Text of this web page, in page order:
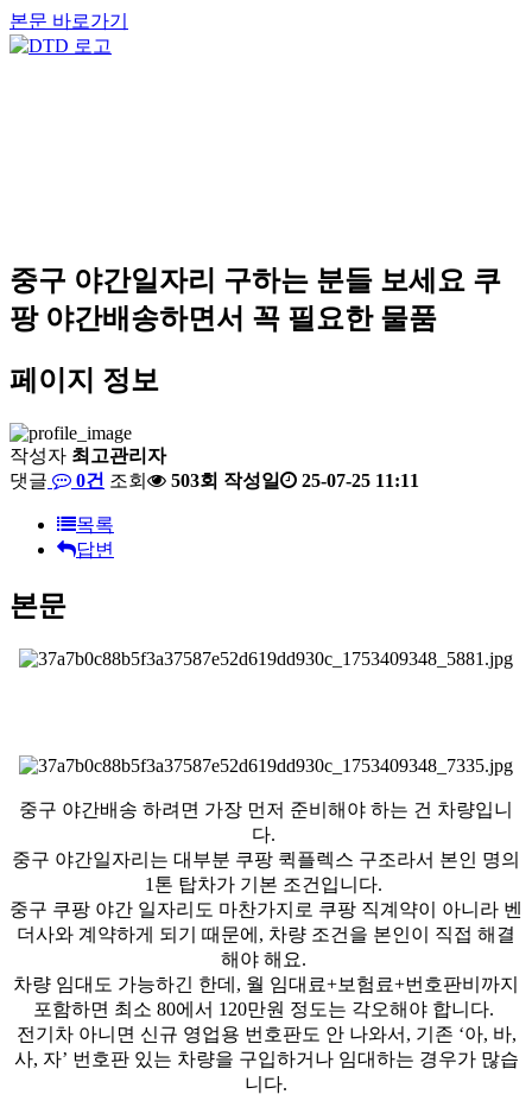
본문 바로가기
중구 야간일자리 구하는 분들 보세요 쿠
팡 야간배송하면서 꼭 필요한 물품
페이지 정보
작성자 최고관리자
댓글
0건 조회 503회 작성일 25-07-25 11:11
목록
답변
본문
중구 야간배송 하려면 가장 먼저 준비해야 하는 건 차량입니
다.
중구 야간일자리는 대부분 쿠팡 퀵플렉스 구조라서 본인 명의
1톤 탑차가 기본 조건입니다.
중구 쿠팡 야간 일자리도 마찬가지로 쿠팡 직계약이 아니라 벤
더사와 계약하게 되기 때문에, 차량 조건을 본인이 직접 해결
해야 해요.
차량 임대도 가능하긴 한데, 월 임대료+보험료+번호판비까지
포함하면 최소 80에서 120만원 정도는 각오해야 합니다.
전기차 아니면 신규 영업용 번호판도 안 나와서, 기존 ‘아, 바,
사, 자’ 번호판 있는 차량을 구입하거나 임대하는 경우가 많습
니다.